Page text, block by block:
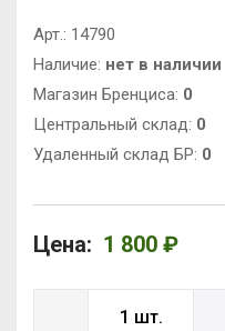
Арт.: 14790
Наличие: нет в наличии
Магазин Бренциса: 0
Центральный склад: 0
Удаленный склад БР: 0
Цена: 1 800 ₽